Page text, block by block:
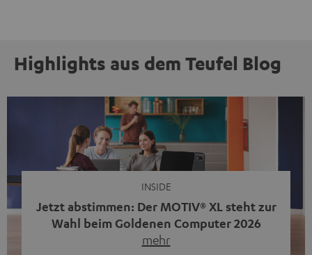
Highlights aus dem Teufel Blog
INSIDE
Jetzt abstimmen: Der MOTIV® XL steht zur
Wahl beim Goldenen Computer 2026
mehr